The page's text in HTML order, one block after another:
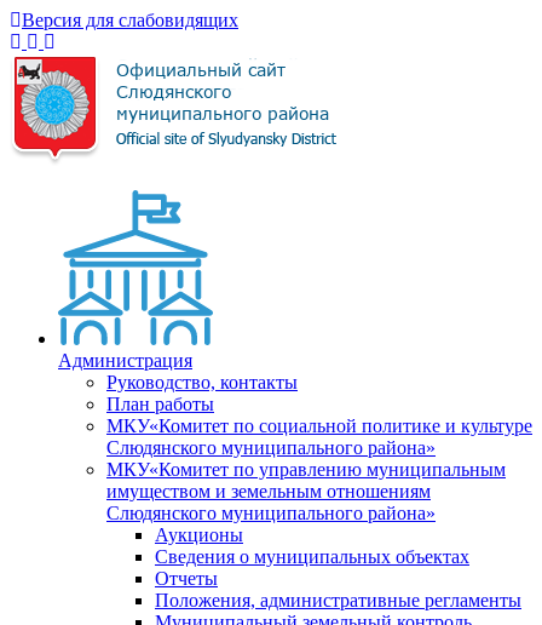
Версия для слабовидящих
Администрация
Руководство, контакты
План работы
МКУ«Комитет по социальной политике и культуре
Слюдянского муниципального района»
МКУ«Комитет по управлению муниципальным
имуществом и земельным отношениям
Слюдянского муниципального района»
Аукционы
Сведения о муниципальных объектах
Отчеты
Положения, административные регламенты